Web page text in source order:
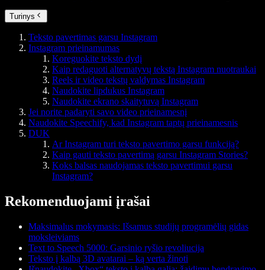
Turinys
Teksto pavertimas garsu Instagram
Instagram prieinamumas
Koreguokite teksto dydį
Kaip redaguoti alternatyvų tekstą Instagram nuotraukai
Reels ir video tekstų valdymas Instagram
Naudokite lipdukus Instagram
Naudokite ekrano skaitytuvą Instagram
Jei norite padaryti savo video prieinamesnį
Naudokite Speechify, kad Instagram taptų prieinamesnis
DUK
Ar Instagram turi teksto pavertimo garsu funkciją?
Kaip gauti teksto pavertimą garsu Instagram Stories?
Koks balsas naudojamas teksto pavertimui garsu
Instagram?
Rekomenduojami įrašai
Maksimalus mokymasis: Išsamus studijų programėlių gidas
moksleiviams
Text to Speech 5000: Garsinio ryšio revoliucija
Teksto į kalbą 3D avatarai – ką verta žinoti